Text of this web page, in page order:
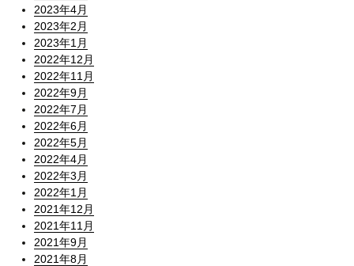
2023年4月
2023年2月
2023年1月
2022年12月
2022年11月
2022年9月
2022年7月
2022年6月
2022年5月
2022年4月
2022年3月
2022年1月
2021年12月
2021年11月
2021年9月
2021年8月